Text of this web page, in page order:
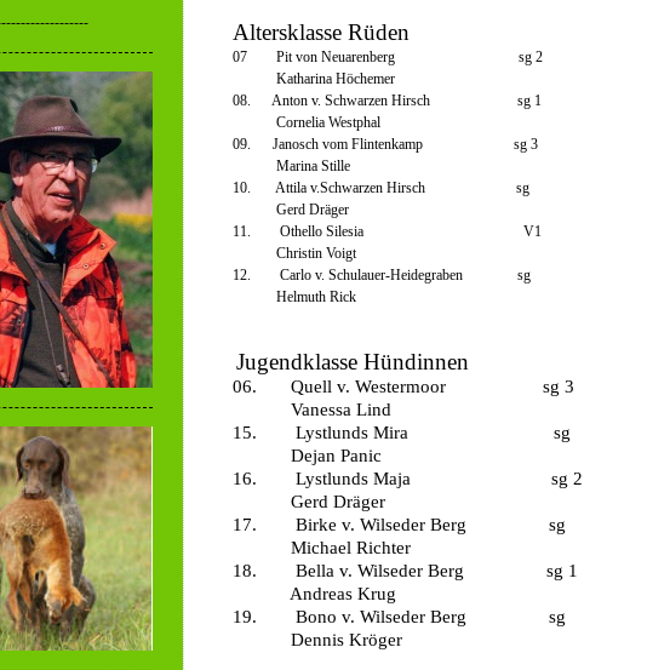
Altersklasse Rüden
07 Pit von Neuarenberg sg 2
Katharina Höchemer
08. Anton v. Schwarzen Hirsch sg 1
Cornelia Westphal
09. Janosch vom Flintenkamp sg 3
Marina Stille
10. Attila v.Schwarzen Hirsch sg
Gerd Dräger
11. Othello Silesia V1
Christin Voigt
12. Carlo v. Schulauer-Heidegraben sg
Helmuth Rick
Jugendklasse Hündinnen
06. Quell v. Westermoor sg 3
Vanessa Lind
15. Lystlunds Mira sg
Dejan Panic
16. Lystlunds Maja sg 2
Gerd Dräger
17. Birke v. Wilseder Berg sg
Michael Richter
18. Bella v. Wilseder Berg sg 1
Andreas Krug
19. Bono v. Wilseder Berg sg
Dennis Kröger